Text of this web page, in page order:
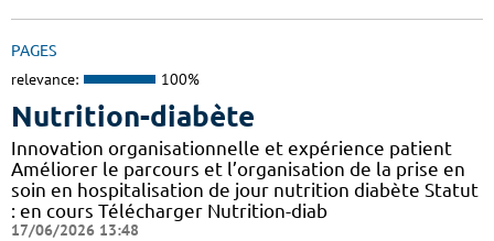
PAGES
relevance: 100%
Nutrition-diabète
Innovation organisationnelle et expérience patient
Améliorer le parcours et l’organisation de la prise en
soin en hospitalisation de jour nutrition diabète Statut
: en cours Télécharger Nutrition-diab
17/06/2026 13:48